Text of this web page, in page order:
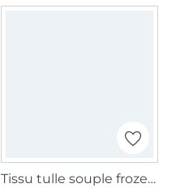
Tissu tulle souple frozen chrystals, turquoise clair